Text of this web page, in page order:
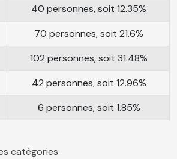
40 personnes, soit 12.35%
70 personnes, soit 21.6%
102 personnes, soit 31.48%
42 personnes, soit 12.96%
6 personnes, soit 1.85%
catégories